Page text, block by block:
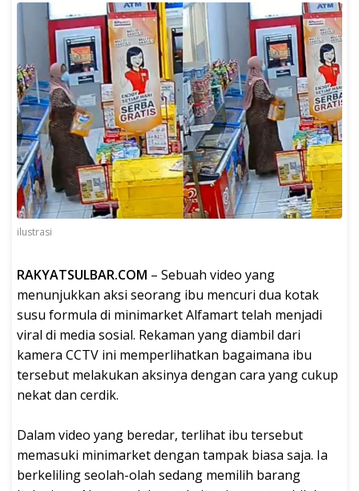
ilustrasi
RAKYATSULBAR.COM – Sebuah video yang
menunjukkan aksi seorang ibu mencuri dua kotak
susu formula di minimarket Alfamart telah menjadi
viral di media sosial. Rekaman yang diambil dari
kamera CCTV ini memperlihatkan bagaimana ibu
tersebut melakukan aksinya dengan cara yang cukup
nekat dan cerdik.
Dalam video yang beredar, terlihat ibu tersebut
memasuki minimarket dengan tampak biasa saja. Ia
berkeliling seolah-olah sedang memilih barang